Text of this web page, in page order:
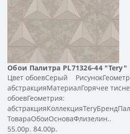
Обои Палитра PL71326-44 "Tery"
Цвет обоевСерый
абстракцияМатериалГорячее
обоевГеометрия:
ТовараОбоиОсноваФлизелин..
55.00р. 84.00р.